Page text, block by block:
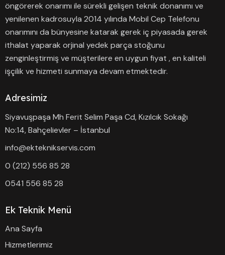
öngörerek onarımı ile sürekli gelişen teknik donanımı ve
yenilenen kadrosuyla 2014 yılında Mobil Cep Telefonu
onarımını da bünyesine katarak gerek iç piyasada gerek
ithalat yaparak orjinal yedek parça stoğunu
zenginleştirmiş ve müşterilere en uygun fiyat , en kaliteli
işçilik ve hizmeti sunmaya devam etmektedir.
Adresimiz
Siyavuşpaşa Mh Ferit Selim Paşa Cd, Kızılcık Sokağı
No:14, Bahçelievler – İstanbul
info@ekteknikservis.com
0 (212) 556 85 28
0541 556 85 28
Ek Teknik Menü
Ana Sayfa
Hizmetlerimiz